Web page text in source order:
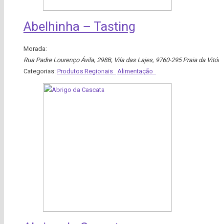
Abelhinha – Tasting
Morada:
Rua Padre Lourenço Ávila, 298B, Vila das Lajes, 9760-295 Praia da
Categorias: Produtos Regionais Alimentação